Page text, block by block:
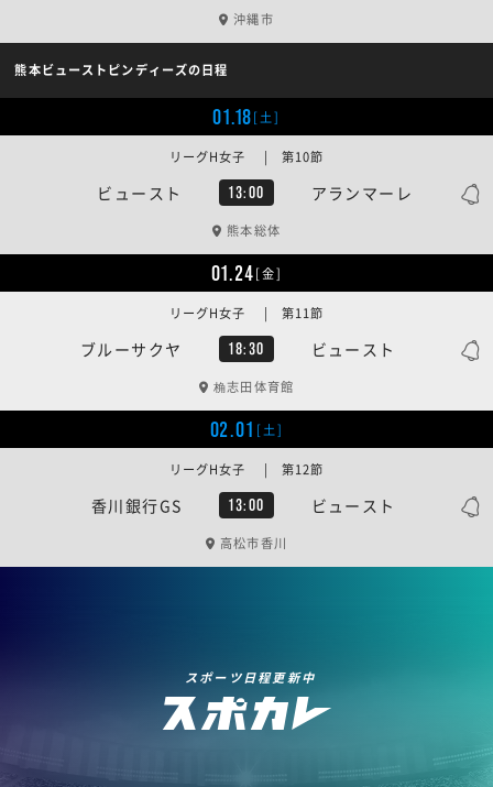
沖縄市
熊本ビューストピンディーズの日程
01.18[土]
ビュースト 13:00 アランマーレ
リーグH女子 | 第10節
熊本総体
01.24[金]
ブルーサクヤ 18:30 ビュースト
リーグH女子 | 第11節
桷志田体育館
02.01 [土]
香川銀行GS 13:00 ビュースト
リーグH女子 | 第12節
高松市香川
スポーツ日程更新中